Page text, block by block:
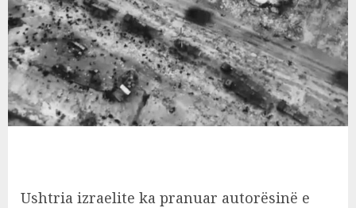
Ushtria izraelite ka pranuar autorësinë e